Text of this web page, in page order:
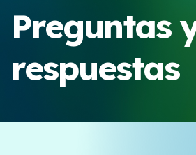
Violencia de pareja
Recursos y campañas
Preguntas y
respuestas